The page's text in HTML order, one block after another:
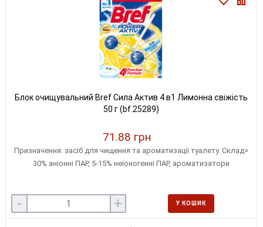
Блок очищувальний Bref Сила Актив 4 в1 Лимонна свіжість
50 г (bf.25289)
71.88 грн
Призначення: засіб для чищення та ароматизації туалету. Склад>
30% аніонні ПАР, 5-15% неіоногенні ПАР, ароматизатори
- + У КОШИК